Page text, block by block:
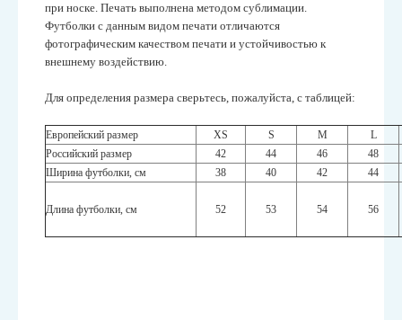
при носке. Печать выполнена методом сублимации.
Футболки с данным видом печати отличаются
фотографическим качеством печати и устойчивостью к
внешнему воздействию.
Для определения размера сверьтесь, пожалуйста, с таблицей:
Европейский размер XS S M
L
Российский размер
42 44 46
48
Ширина футболки, см
38 40 42 44
Длина футболки, см 52 53 54 56